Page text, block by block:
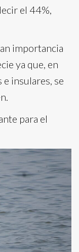
el 44%,
importancia
ya que, en
insulares, se
para el